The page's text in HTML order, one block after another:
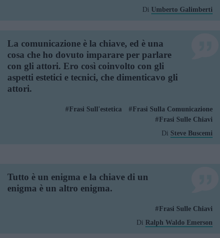
Di Umberto Galimberti
La comunicazione è la chiave, ed è una
cosa che ho dovuto imparare per parlare
con gli attori. Ero così coinvolto con gli
aspetti estetici e tecnici, che dimenticavo gli
attori.
Frasi Sull'estetica
Frasi Sulla Comunicazione
Frasi Sulle Chiavi
Di Steve Buscemi
Tutto è un enigma e la chiave di un
enigma è un altro enigma.
Frasi Sulle Chiavi
Di Ralph Waldo Emerson